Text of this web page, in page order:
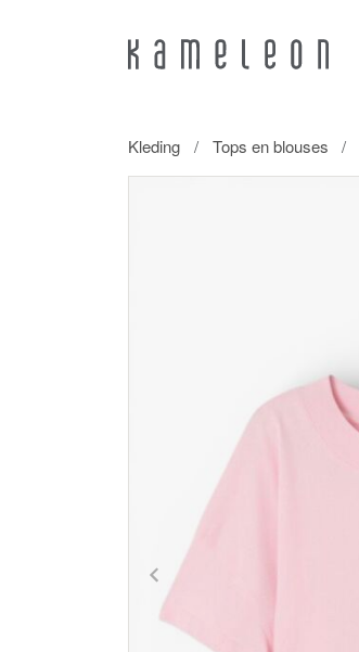
Kleding Tops en blouses